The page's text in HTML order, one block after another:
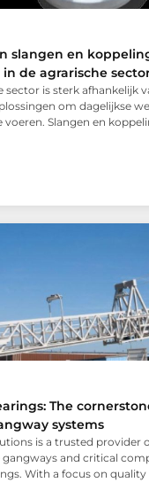
slangen en
de agrarische
sector is sterk afhankelijk
om dagelijkse
Slangen en
The
systems
is a trusted provider
and critical
With a focus on quality